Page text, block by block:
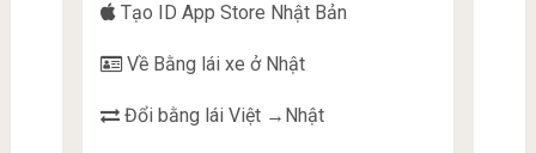
Tạo ID App Store Nhật Bản
Về Bằng lái xe ở Nhật
Đổi bằng lái Việt →Nhật